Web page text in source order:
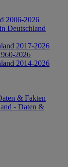
2006-2026
Deutschland
2017-2026
2026
2014-2026
& Fakten
- Daten &